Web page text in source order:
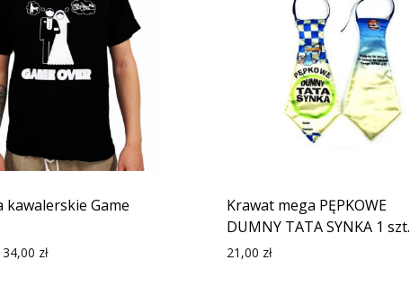
kawalerskie Game
34,00 zł
Krawat mega PĘPKOWE
DUMNY TATA SYNKA 1 szt.
21,00 zł